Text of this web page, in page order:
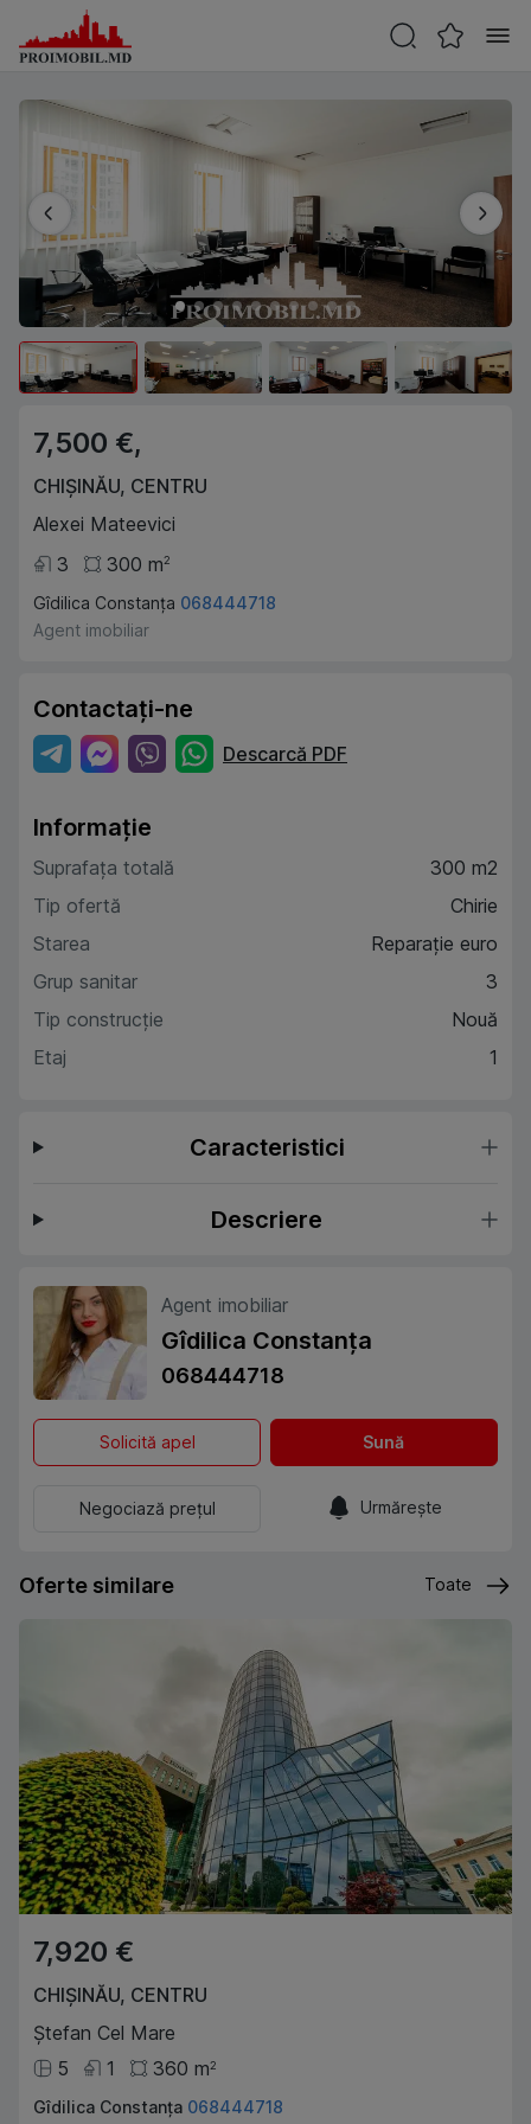
7,500 €,
CHIȘINĂU, CENTRU
Alexei Mateevici
3
300 m2
Gîdilica Constanța 068444718
Agent imobiliar
Contactați-ne
Descarcă PDF
Informație
Suprafața totală
300 m2
Tip ofertă
Chirie
Starea
Reparație euro
Grup sanitar
3
Tip construcție
Nouă
Etaj
1
Caracteristici
Descriere
Agent imobiliar
Gîdilica Constanța
068444718
Solicită apel Sună
Negociază prețul Urmărește
Oferte similare Toate
7,920 €
CHIȘINĂU, CENTRU
Ștefan Cel Mare
5
1 360 m2
Gîdilica Constanța 068444718